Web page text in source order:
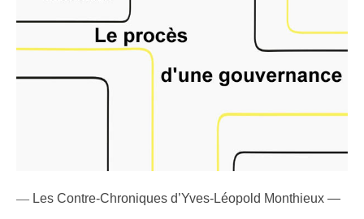
— Les Contre-Chroniques d’Yves-Léopold Monthieux —